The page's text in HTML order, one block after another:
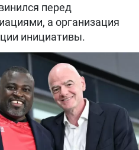
перед
а организация
инициативы.